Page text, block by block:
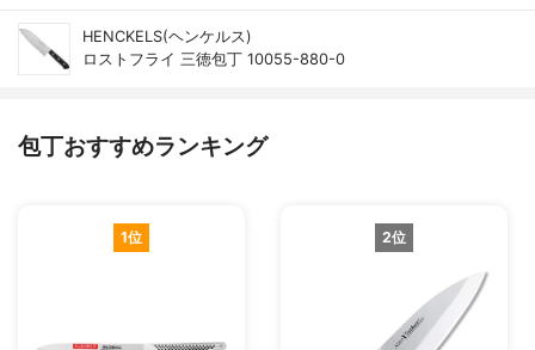
HENCKELS(ヘンケルス)
ロストフライ 三徳包丁 10055-880-0
包丁おすすめランキング
1位 2位